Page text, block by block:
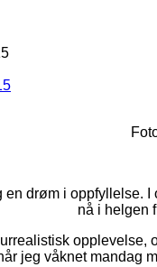
drøm i oppfyllelse.
nå i helgen
opplevelse,
jeg våknet mandag